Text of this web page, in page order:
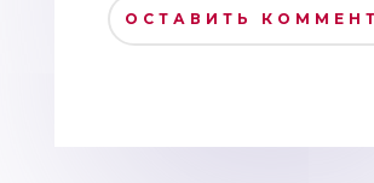
ОСТАВИТЬ